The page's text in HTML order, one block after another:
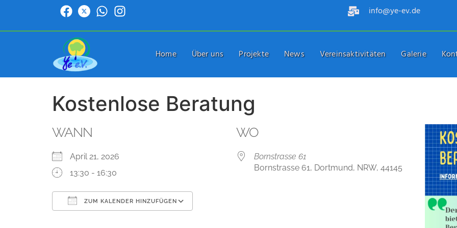
info@ye-ev.de
Home Über uns Projekte News Vereinsaktivitäten Galerie
Kostenlose Beratung
WANN
April 21, 2026
13:30 - 16:30
ZUM KALENDER HINZUFÜGEN
WO
Bornstrasse 61
Bornstrasse 61, Dortmund, NRW, 44145